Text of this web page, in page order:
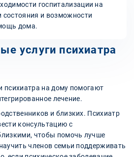
госпитализации на
состояния и возможности
дома.
услуги психиатра
психиатра на дому помогают
лечение.
и близких. Психиатр
консультацию с
чтобы помочь лучше
членов семьи поддерживать